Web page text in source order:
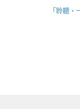
「聆聽